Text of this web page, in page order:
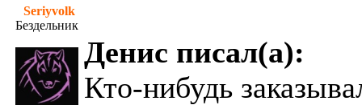
Seriyvolk
Бездельник
Денис писал(а):
Кто-нибудь